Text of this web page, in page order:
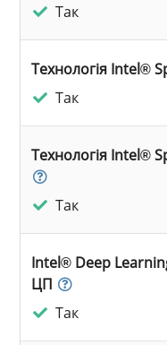
Так
Технологія Intel®
Так
Технологія Intel®
Так
Intel® Deep
ЦП
Так